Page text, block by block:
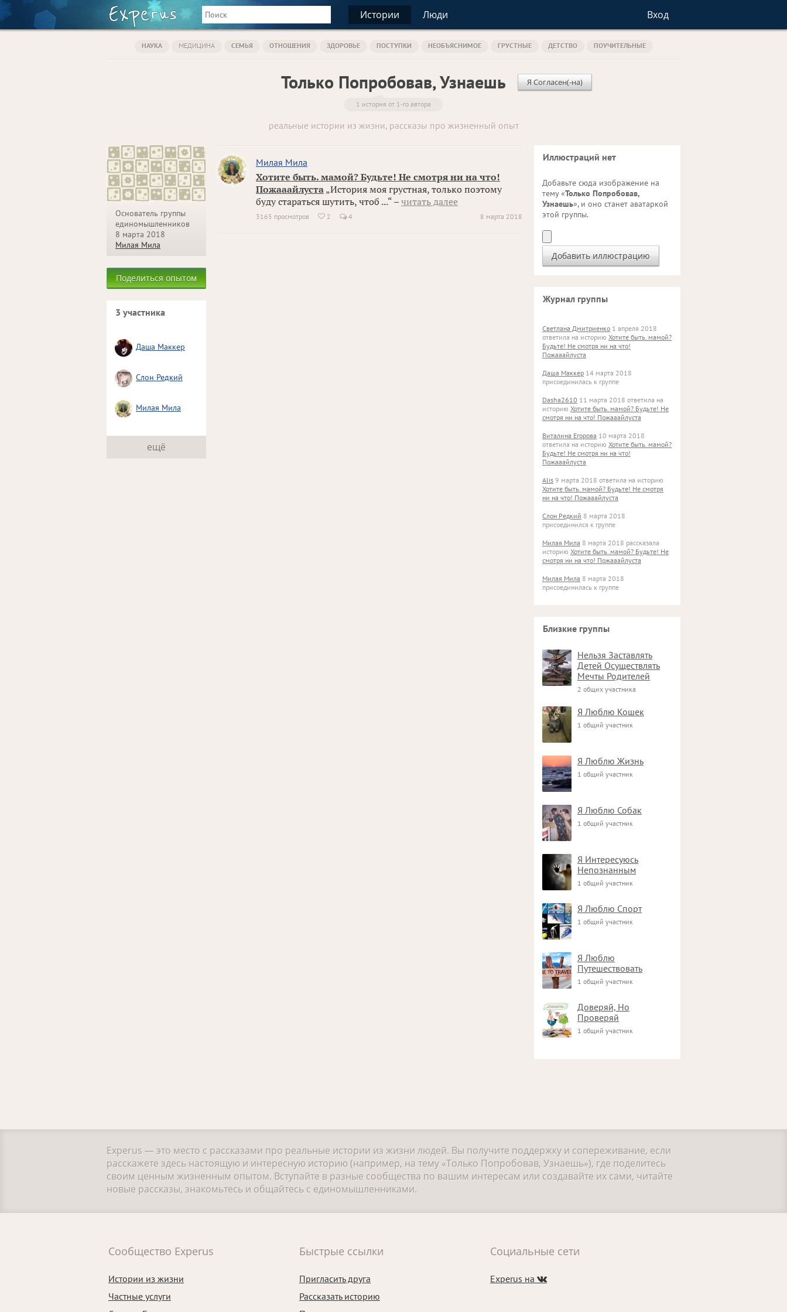
Истории Люди Вход
НАУКА МЕДИЦИНА СЕМЬЯ ОТНОШЕНИЯ ЗДОРОВЬЕ ПОСТУПКИ НЕОБЪЯСНИМОЕ ГРУСТНЫЕ ДЕТСТВО ПОУЧИТЕЛЬНЫЕ
Только Попробовав, Узнаешь Я Согласен(-на)
1 история от 1-го автора
реальные истории из жизни, рассказы про жизненный опыт
Основатель группы
единомышленников
8 марта 2018
Милая Мила
Поделиться опытом
3 участника
Даша Маккер
Слон Редкий
Милая Мила
ещё
Милая Мила
Хотите быть. мамой? Будьте! Не смотря ни на что!
Пожааайлуста „История моя грустная, только поэтому
буду стараться шутить, чтоб ...“ – читать далее
8 марта 2018
3165 просмотров  2 4
Иллюстраций нет
Добавьте сюда изображение на
тему «Только Попробовав,
Узнаешь», и оно станет аватаркой
этой группы.
Журнал группы
Светлана Дмитриенко 1 апреля 2018
ответила на историю Хотите быть. мамой?
Будьте! Не смотря ни на что!
Пожааайлуста
Даша Маккер 14 марта 2018
присоединилась к группе
Dasha2610 11 марта 2018 ответила на
историю Хотите быть. мамой? Будьте! Не
смотря ни на что! Пожааайлуста
Виталина Егорова 10 марта 2018
ответила на историю Хотите быть. мамой?
Будьте! Не смотря ни на что!
Пожааайлуста
Alis 9 марта 2018 ответила на историю
Хотите быть. мамой? Будьте! Не смотря
ни на что! Пожааайлуста
Слон Редкий 8 марта 2018
присоединился к группе
Милая Мила 8 марта 2018 рассказала
историю Хотите быть. мамой? Будьте! Не
смотря ни на что! Пожааайлуста
Милая Мила 8 марта 2018
присоединилась к группе
Близкие группы
Нельзя Заставлять
Детей Осуществлять
Мечты Родителей
2 общих участника
Я Люблю Кошек
1 общий участник
Я Люблю Жизнь
1 общий участник
Я Люблю Собак
1 общий участник
Я Интересуюсь
Непознанным
1 общий участник
Я Люблю Спорт
1 общий участник
Я Люблю
Путешествовать
1 общий участник
Доверяй, Но
Проверяй
1 общий участник
Experus — это место с рассказами про реальные истории из жизни людей. Вы получите поддержку и сопереживание, если
расскажете здесь настоящую и интересную историю (например, на тему «Только Попробовав, Узнаешь»), где поделитесь
своим ценным жизненным опытом. Вступайте в разные сообщества по вашим интересам или создавайте их сами, читайте
новые рассказы, знакомьтесь и общайтесь с единомышленниками.
Сообщество Experus
Истории из жизни
Частные услуги
Быстрые ссылки
Пригласить друга
Рассказать историю
Социальные сети
Experus на 